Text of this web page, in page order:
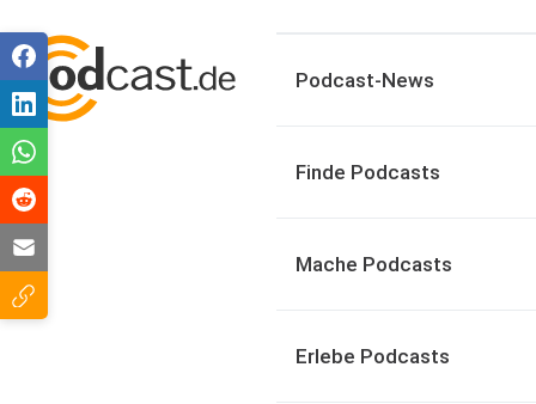
Podcast-News
Finde Podcasts
Mache Podcasts
Erlebe Podcasts